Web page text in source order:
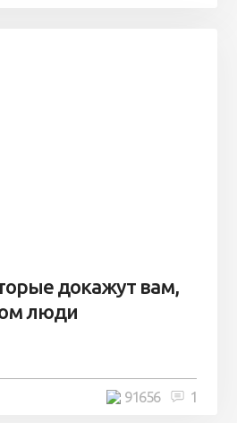
докажут вам,
люди
1
91656